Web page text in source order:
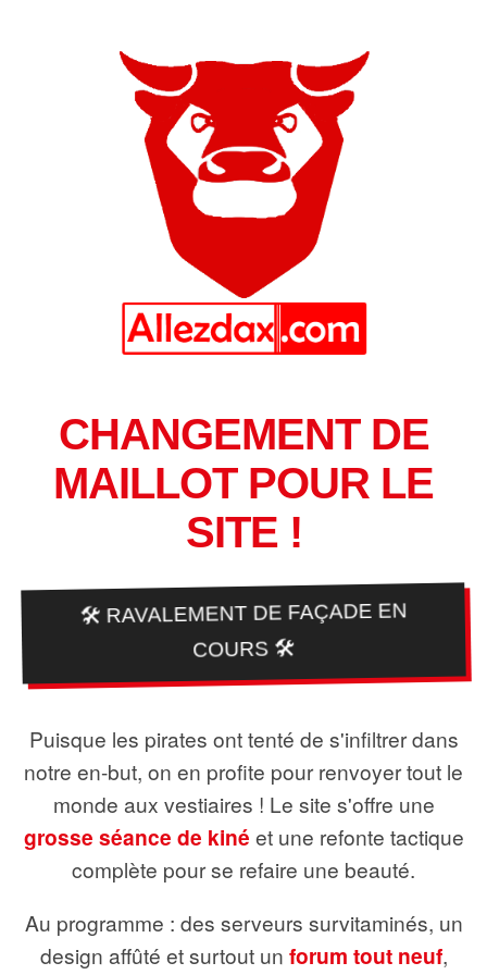
CHANGEMENT DE
MAILLOT POUR LE
SITE !
🛠️ RAVALEMENT DE FAÇADE EN
COURS 🛠️
Puisque les pirates ont tenté de s'infiltrer dans
notre en-but, on en profite pour renvoyer tout le
monde aux vestiaires ! Le site s'offre une
grosse séance de kiné et une refonte tactique
complète pour se refaire une beauté.
Au programme : des serveurs survitaminés, un
design affûté et surtout un forum tout neuf,